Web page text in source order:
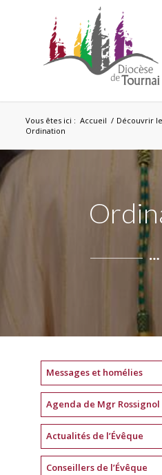
Vous êtes ici : Accueil / Découvrir
Ordination
Messages et homélies
Agenda de Mgr Rossignol
Actualités de l’Évêque
Conseillers de l’Évêque